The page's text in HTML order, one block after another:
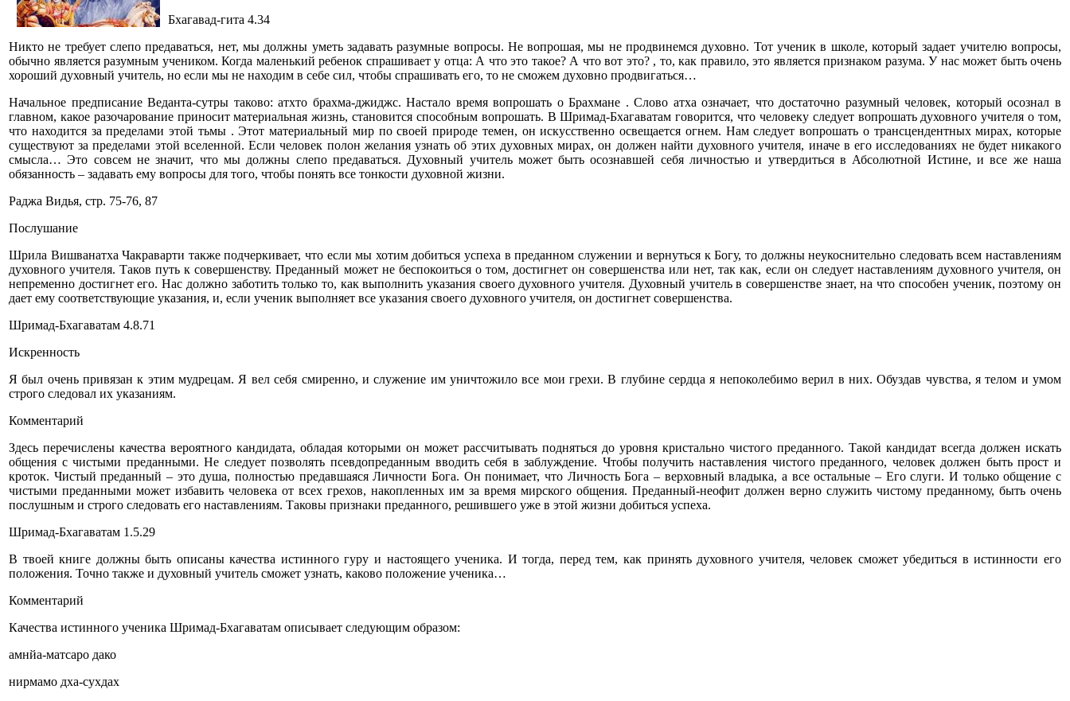
Бхагавад-гита 4.34
Никто не требует слепо предаваться, нет, мы должны уметь задавать разумные вопросы. Не вопрошая, мы не продвинемся духовно. Тот ученик в школе, который задает учителю вопросы,
обычно является разумным учеником. Когда маленький ребенок спрашивает у отца: А что это такое? А что вот это? , то, как правило, это является признаком разума. У нас может быть очень
хороший духовный учитель, но если мы не находим в себе сил, чтобы спрашивать его, то не сможем духовно продвигаться…
Начальное предписание Веданта-сутры таково: атхто брахма-джиджс. Настало время вопрошать о Брахмане . Слово атха означает, что достаточно разумный человек, который осознал в
главном, какое разочарование приносит материальная жизнь, становится способным вопрошать. В Шримад-Бхагаватам говорится, что человеку следует вопрошать духовного учителя о том,
что находится за пределами этой тьмы . Этот материальный мир по своей природе темен, он искусственно освещается огнем. Нам следует вопрошать о трансцендентных мирах, которые
существуют за пределами этой вселенной. Если человек полон желания узнать об этих духовных мирах, он должен найти духовного учителя, иначе в его исследованиях не будет никакого
смысла… Это совсем не значит, что мы должны слепо предаваться. Духовный учитель может быть осознавшей себя личностью и утвердиться в Абсолютной Истине, и все же наша
обязанность – задавать ему вопросы для того, чтобы понять все тонкости духовной жизни.
Раджа Видья, стр. 75-76, 87
Послушание
Шрила Вишванатха Чакраварти также подчеркивает, что если мы хотим добиться успеха в преданном служении и вернуться к Богу, то должны неукоснительно следовать всем наставлениям
духовного учителя. Таков путь к совершенству. Преданный может не беспокоиться о том, достигнет он совершенства или нет, так как, если он следует наставлениям духовного учителя, он
непременно достигнет его. Нас должно заботить только то, как выполнить указания своего духовного учителя. Духовный учитель в совершенстве знает, на что способен ученик, поэтому он
дает ему соответствующие указания, и, если ученик выполняет все указания своего духовного учителя, он достигнет совершенства.
Шримад-Бхагаватам 4.8.71
Искренность
Я был очень привязан к этим мудрецам. Я вел себя смиренно, и служение им уничтожило все мои грехи. В глубине сердца я непоколебимо верил в них. Обуздав чувства, я телом и умом
строго следовал их указаниям.
Комментарий
Здесь перечислены качества вероятного кандидата, обладая которыми он может рассчитывать подняться до уровня кристально чистого преданного. Такой кандидат всегда должен искать
общения с чистыми преданными. Не следует позволять псевдопреданным вводить себя в заблуждение. Чтобы получить наставления чистого преданного, человек должен быть прост и
кроток. Чистый преданный – это душа, полностью предавшаяся Личности Бога. Он понимает, что Личность Бога – верховный владыка, а все остальные – Его слуги. И только общение с
чистыми преданными может избавить человека от всех грехов, накопленных им за время мирского общения. Преданный-неофит должен верно служить чистому преданному, быть очень
послушным и строго следовать его наставлениям. Таковы признаки преданного, решившего уже в этой жизни добиться успеха.
Шримад-Бхагаватам 1.5.29
В твоей книге должны быть описаны качества истинного гуру и настоящего ученика. И тогда, перед тем, как принять духовного учителя, человек сможет убедиться в истинности его
положения. Точно также и духовный учитель сможет узнать, каково положение ученика…
Комментарий
Качества истинного ученика Шримад-Бхагаватам описывает следующим образом:
амнйа-матсаро дако
нирмамо дха-сухдах